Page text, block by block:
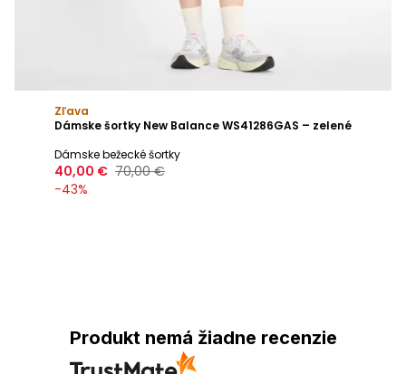
Zľava
Dámske šortky New Balance WS41286GAS – zelené
Dámske bežecké šortky
40,00 € 70,00 €
-43%
Produkt nemá žiadne recenzie